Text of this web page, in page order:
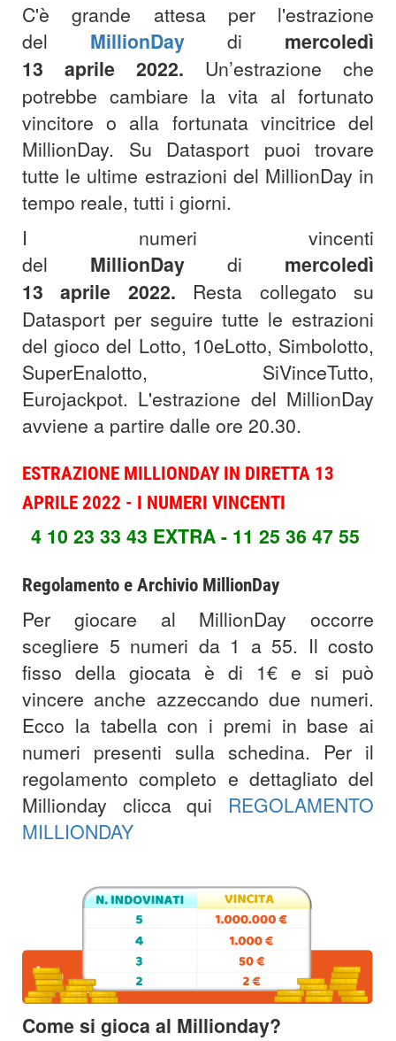
C'è grande attesa per l'estrazione
del MillionDay di mercoledì
13 aprile 2022. Un’estrazione che
potrebbe cambiare la vita al fortunato
vincitore o alla fortunata vincitrice del
MillionDay. Su Datasport puoi trovare
tutte le ultime estrazioni del MillionDay in
tempo reale, tutti i giorni.
I numeri vincenti
del MillionDay di mercoledì
13 aprile 2022. Resta collegato su
Datasport per seguire tutte le estrazioni
del gioco del Lotto, 10eLotto, Simbolotto,
SuperEnalotto, SiVinceTutto,
Eurojackpot. L'estrazione del MillionDay
avviene a partire dalle ore 20.30.
ESTRAZIONE MILLIONDAY IN DIRETTA 13
APRILE 2022 - I NUMERI VINCENTI
4 10 23 33 43 EXTRA - 11 25 36 47 55
Regolamento e Archivio MillionDay
Per giocare al MillionDay occorre
scegliere 5 numeri da 1 a 55. Il costo
fisso della giocata è di 1€ e si può
vincere anche azzeccando due numeri.
Ecco la tabella con i premi in base ai
numeri presenti sulla schedina. Per il
regolamento completo e dettagliato del
Millionday clicca qui REGOLAMENTO
MILLIONDAY
Come si gioca al Millionday?